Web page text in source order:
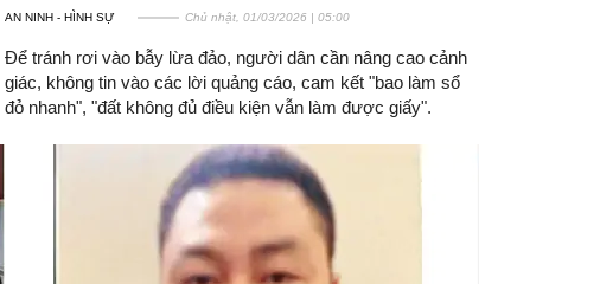
AN NINH - HÌNH SỰ Chủ nhật, 01/03/2026 | 05:00
Để tránh rơi vào bẫy lừa đảo, người dân cần nâng cao cảnh
giác, không tin vào các lời quảng cáo, cam kết "bao làm sổ
đỏ nhanh", "đất không đủ điều kiện vẫn làm được giấy".